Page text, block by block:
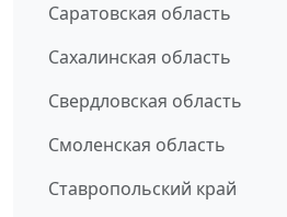
Саратовская область
Сахалинская область
Свердловская область
Смоленская область
Ставропольский край